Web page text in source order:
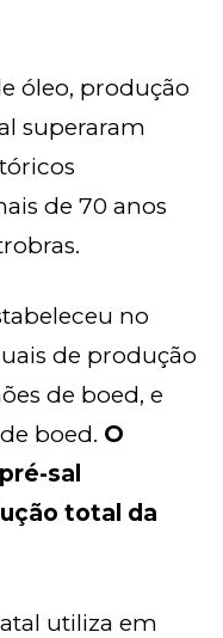
óleo, produção
superaram
de 70 anos
no
de produção
de boed, e
boed. O
sal
total da
utiliza em